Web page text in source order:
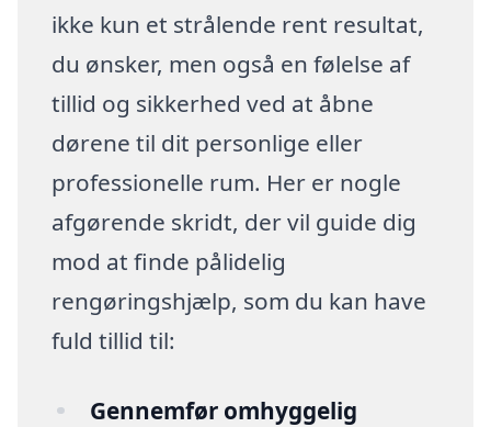
ikke kun et strålende rent resultat,
du ønsker, men også en følelse af
tillid og sikkerhed ved at åbne
dørene til dit personlige eller
professionelle rum. Her er nogle
afgørende skridt, der vil guide dig
mod at finde pålidelig
rengøringshjælp, som du kan have
fuld tillid til:
Gennemfør omhyggelig